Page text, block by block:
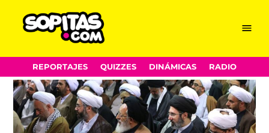
Skip
to
content
Menu
REPORTAJES QUIZZES DINÁMICAS RADIO